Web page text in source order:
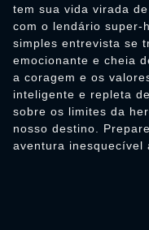
tem sua vida virada
com o lendário super-
simples entrevista se
emocionante e cheia
a coragem e os
inteligente e repleta
sobre os limites da
nosso destino.
aventura inesquecível